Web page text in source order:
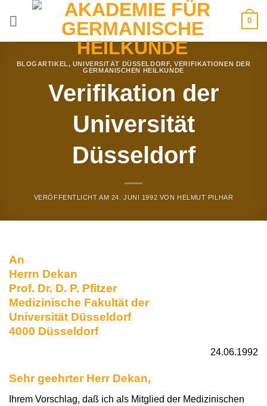
0
BLOGARTIKEL, UNIVERSITÄT DÜSSELDORF,VERIFIKATIONEN DER
GERMANISCHEN HEILKUNDE
Verifikation der
Universität
Düsseldorf
VERÖFFENTLICHT AM 24. JUNI 1992 VON HELMUT PILHAR
An
Herrn Dekan
Prof. Dr. D. P. Pfitzer
Medizinische Fakultät der
Universität Düsseldorf
4000 Düsseldorf
24.06.1992
Sehr geehrter Herr Dekan,
Ihrem Vorschlag, daß ich als Mitglied der Medizinischen